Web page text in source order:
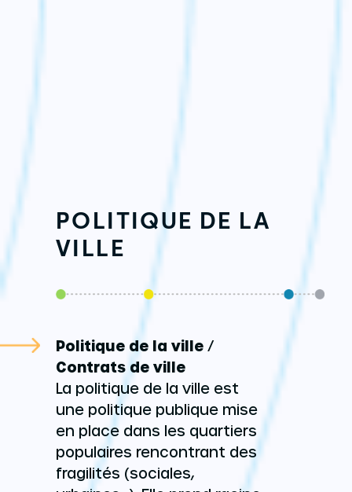
POLITIQUE DE LA
VILLE
Politique de la ville /
Contrats de ville
La politique de la ville est
une politique publique mise
en place dans les quartiers
populaires rencontrant des
fragilités (sociales,